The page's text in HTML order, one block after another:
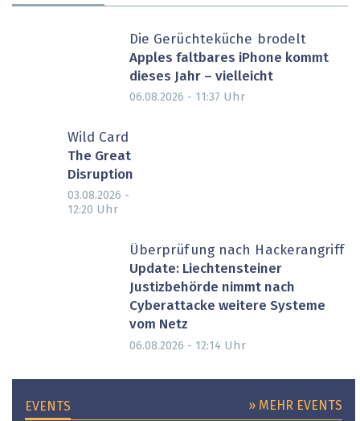
Die Gerüchteküche brodelt
Apples faltbares iPhone kommt
dieses Jahr – vielleicht
06.08.2026 - 11:37 Uhr
Wild Card
The Great
Disruption
03.08.2026 -
12:20 Uhr
Überprüfung nach Hackerangriff
Update: Liechtensteiner
Justizbehörde nimmt nach
Cyberattacke weitere Systeme
vom Netz
06.08.2026 - 12:14 Uhr
EVENTS » MEHR EVENTS